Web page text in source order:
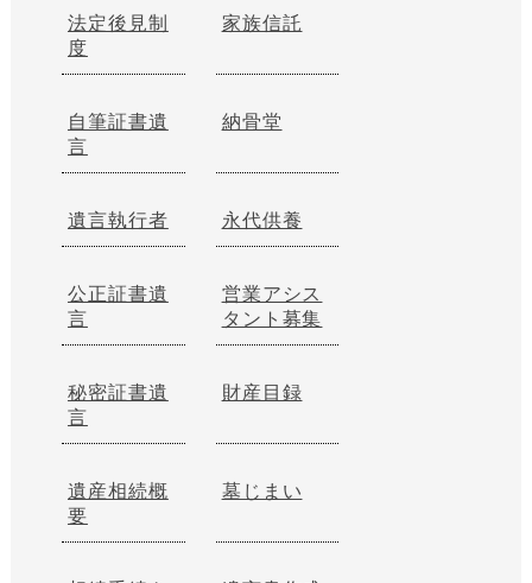
法定後見制
度
家族信託
自筆証書遺
言
納骨堂
遺言執行者 永代供養
公正証書遺
言
営業アシス
タント募集
秘密証書遺
言
財産目録
遺産相続概
要
墓じまい